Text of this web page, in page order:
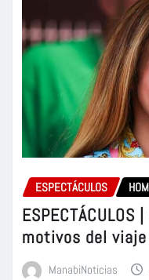
ESPECTÁCULOS
motivos del
ManabiNoticias